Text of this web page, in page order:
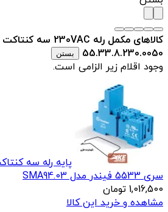
55.33.8.230.0050
بستن
وجود اقلام زیر الزامی است.
پایه رله سه
سری 5533 فیندر مدل SMA94.03
1,016,500 تومان
مشاهده و خرید این کالا